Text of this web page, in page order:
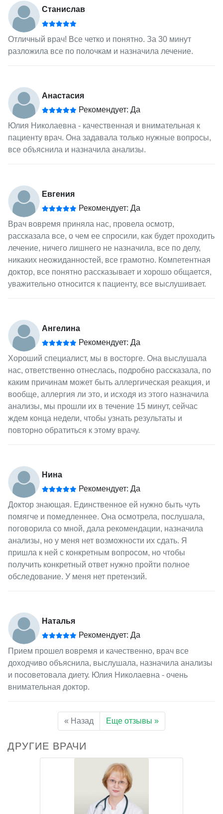
Станислав
Отличный врач! Все четко и понятно. За 30 минут
разложила все по полочкам и назначила лечение.
Анастасия
Рекомендует: Да
Юлия Николаевна - качественная и внимательная к
пациенту врач. Она задавала только нужные вопросы,
все объяснила и назначила анализы.
Евгения
Рекомендует: Да
Врач вовремя приняла нас, провела осмотр,
рассказала все, о чем ее спросили, как будет проходить
лечение, ничего лишнего не назначила, все по делу,
никаких неожиданностей, все грамотно. Компетентная
доктор, все понятно рассказывает и хорошо общается,
уважительно относится к пациенту, все выслушивает.
Ангелина
Рекомендует: Да
Хороший специалист, мы в восторге. Она выслушала
нас, ответственно отнеслась, подробно рассказала, по
каким причинам может быть аллергическая реакция, и
вообще, аллергия ли это, и исходя из этого назначила
анализы, мы прошли их в течение 15 минут, сейчас
ждем конца недели, чтобы узнать результаты и
повторно обратиться к этому врачу.
Нина
Рекомендует: Да
Доктор знающая. Единственное ей нужно быть чуть
помягче и помедленнее. Она осмотрела, послушала,
поговорила со мной, дала рекомендации, назначила
анализы, но у меня нет возможности их сдать. Я
пришла к ней с конкретным вопросом, но чтобы
получить конкретный ответ нужно пройти полное
обследование. У меня нет претензий.
Наталья
Рекомендует: Да
Прием прошел вовремя и качественно, врач все
доходчиво объяснила, выслушала, назначила анализы
и посоветовала диету. Юлия Николаевна - очень
внимательная доктор.
« Назад Еще отзывы »
ДРУГИЕ ВРАЧИ